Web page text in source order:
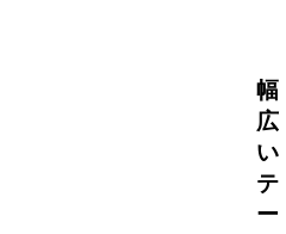
幅
広
い
テ
ー